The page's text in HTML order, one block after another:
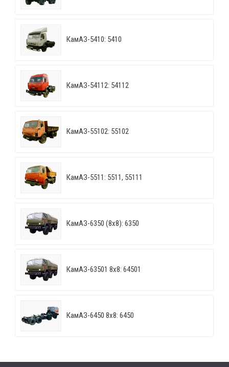
КамАЗ-5410: 5410
КамАЗ-54112: 54112
КамАЗ-55102: 55102
КамАЗ-5511: 5511, 55111
КамАЗ-6350 (8х8): 6350
КамАЗ-63501 8х8: 64501
КамАЗ-6450 8х8: 6450